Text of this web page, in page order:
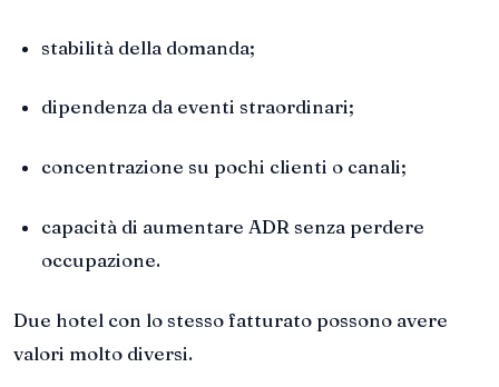
stabilità della domanda;
dipendenza da eventi straordinari;
concentrazione su pochi clienti o canali;
capacità di aumentare ADR senza perdere
occupazione.
Due hotel con lo stesso fatturato possono avere
valori molto diversi.